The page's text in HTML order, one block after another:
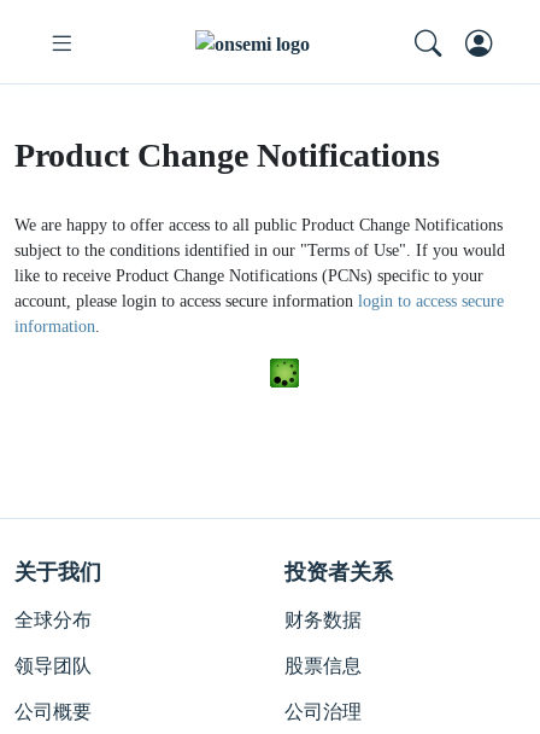
Product Change Notifications
We are happy to offer access to all public Product Change Notifications
subject to the conditions identified in our "Terms of Use". If you would
like to receive Product Change Notifications (PCNs) specific to your
account, please login to access secure information login to access secure
information
关于我们
全球分布
领导团队
公司概要
投资者关系
财务数据
股票信息
公司治理